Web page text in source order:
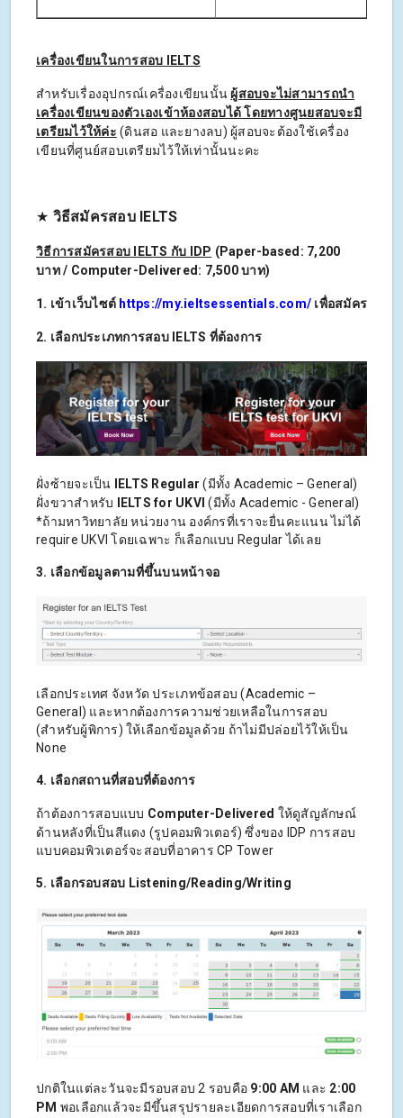
เครื่องเขียนในการสอบ IELTS
สำหรับเรื่องอุปกรณ์เครื่องเขียนนั้น ผู้สอบจะไม่สามารถนำ
เครื่องเขียนของตัวเองเข้าห้องสอบได้ โดยทางศูนยสอบจะมี
เตรียมไว้ให้ค่ะ (ดินสอ และยางลบ) ผู้สอบจะต้องใช้เครื่อง
เขียนที่ศูนย์สอบเตรียมไว้ให้เท่านั้นนะคะ
★ วิธีสมัครสอบ IELTS
วิธีการสมัครสอบ IELTS กับ IDP (Paper-based: 7,200
บาท/ Computer-Delivered: 7,500บาท)
1. เข้าเว็บไซต์ https://my.ieltsessentials.com/ เพื่อสมัคร
2. เลือกประเภทการสอบ IELTS ที่ต้องการ
ฝั่งซ้ายจะเป็น IELTS Regular (มีทั้ง Academic – General)
ฝั่งขวาสำหรับ
IELTS for UKVI (มีทั้ง Academic - General)
*ถ้ามหาวิทยาลัย หน่วยงาน องค์กรที่เราจะยื่นคะแนน ไม่ได้
require UKVI โดยเฉพาะ ก็เลือกแบบ Regular ได้เลย
3. เลือกข้อมูลตามที่ขึ้นบนหน้าจอ
เลือกประเทศ จังหวัด ประเภทข้อสอบ (Academic –
General) และหากต้องการความช่วยเหลือในการสอบ
(สำหรับผู้พิการ) ให้เลือกข้อมูลด้วย ถ้าไม่มีปล่อยไว้ให้เป็น
None
4. เลือกสถานที่สอบที่ต้องการ
ถ้าต้องการสอบแบบ Computer-Delivered ให้ดูสัญลักษณ์
ด้านหลังที่เป็นสีแดง (รูปคอมพิวเตอร์) ซึ่งของ IDP การสอบ
แบบคอมพิวเตอร์จะสอบที่อาคาร CP Tower
5. เลือกรอบสอบ Listening/Reading/Writing
ปกติในแต่ละวันจะมีรอบสอบ 2 รอบคือ 9:00 AM และ 2:00
PM พอเลือกแล้วจะมีขึ้นสรุปรายละเอียดการสอบที่เราเลือก